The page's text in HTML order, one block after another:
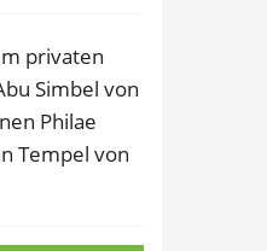
privaten
Simbel von
Philae
Tempel von